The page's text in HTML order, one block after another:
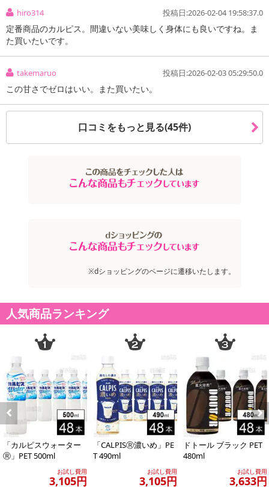
必ずご確認ください。
【キャンセルについて】
※お申込み後のキャンセルはお受けできません。
記載されている内容を必ずご確認いただき、お届けする商品セット
にご納得いただきましたうえでお申し込みください。
の掲載画像や画像内のバーコードなど、お届け商品と多少異なる場
また、[新たな加工食品の原料原産地表示制度]の経過措置期間の終
あらかじめご了承いただいた上でお申込みください。なお、本理由
※送料はお試し費用に含まれております。
※お支払い方法は、電話料金合算払い、クレジットカード、dポイン
【発送・お届け・商品について】
※お申込み頂きました商品の同梱、お届けの日時指定はいたしかね
※会員様のご都合でお受取りいただけない場合、商品の再発送や返
金はいたしかねます。
また、お届け日時のご指定は、お受けできません。宅配業者からの
不在票にてご対応ください。
※発送予定日は前後する場合がございます。また商品によって発送
日が異なります。
※dショッピングサンプル百貨店よりお届けする商品は、ご利用いた
だいた後のご感想をいただくことを目的としており、転売等は固く
禁じます。
転売等、目的以外での利用が確認された場合は、サービス利用を停
hiro314 投稿日:2026-02-04 19:58:37.0
定番商品のカルピス。間違いない美味しく身体にも良いですね。ま
た買いたいです。
takemaruo 投稿日:2026-02-03 05:29:50.0
この甘さでゼロはいい。また買いたい。
口コミをもっと見る(45件)
※dショッピングのページに遷移いたします。
人気商品ランキング
Previous
「カルピスウォーター
Ⓡ」PET 500ml
お試し費用
3,105円
「CALPISⓇ濃いめ」PE
T 490ml
お試し費用
3,105円
ドトール ブラック PET
480ml
お試し費用
3,633円
Next